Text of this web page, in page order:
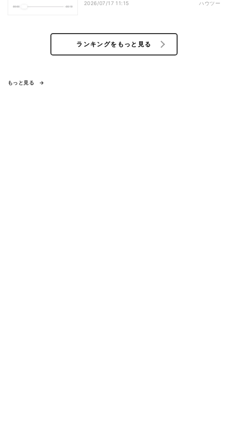
2026/07/17 11:15 ハウツー
ランキングをもっと見る
もっと見る